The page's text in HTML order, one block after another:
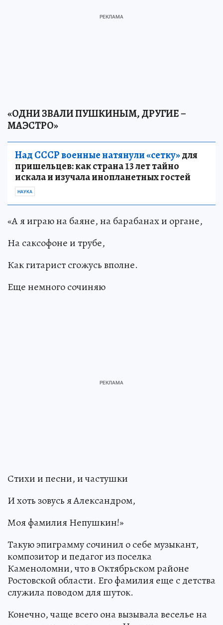
«ОДНИ ЗВАЛИ ПУШКИНЫМ, ДРУГИЕ –
МАЭСТРО»
Над СССР военные натянули «сетку»для
пришельцев: как страна 13 лет тайно
искала и изучала инопланетных гостей
НАУКА
«А я играю на баяне, на барабанах и органе,
На саксофоне и трубе,
Как гитарист сгожусь вполне.
Еще немного сочиняю
Стихи и песни, и частушки
И хоть зовусь я Александром,
Моя фамилия Непушкин!»
Такую эпиграмму сочинил о себе музыкант,
композитор и педагог из поселка
Каменоломни, что в Октябрьском районе
Ростовской области. Его фамилия еще с детства
служила поводом для шуток.
Конечно, чаще всего она вызывала веселье на